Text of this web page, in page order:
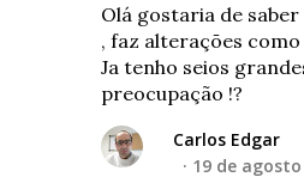
Olá gostaria de
, faz alterações
Ja tenho seios
preocupação !?
Carlos Edgar
19 de agosto